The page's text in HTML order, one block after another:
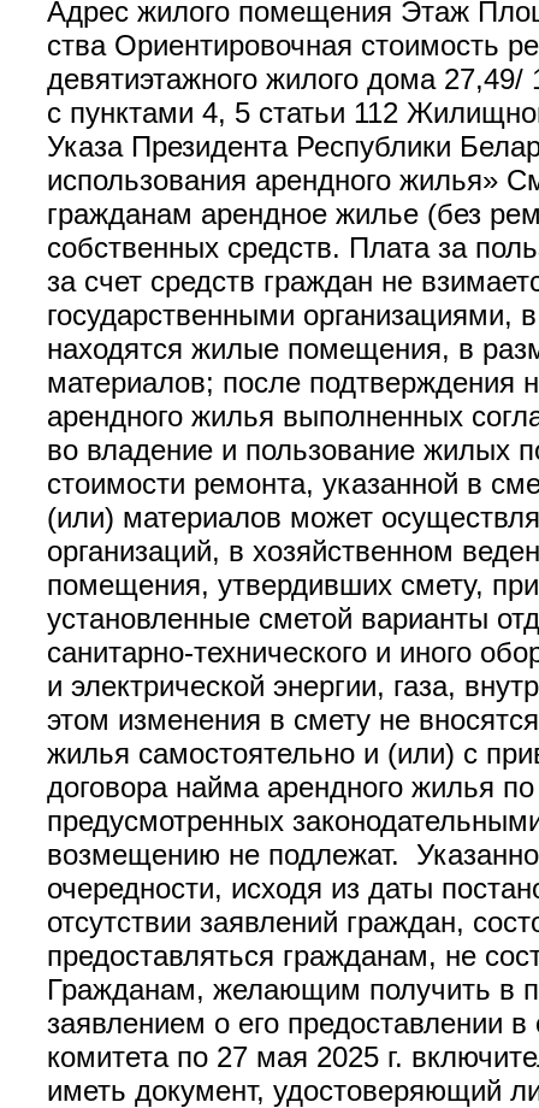
Адрес жилого помещения Этаж
ства Ориентировочная стоимость
девятиэтажного жилого дома
с пунктами 4, 5 статьи 112
Указа Президента Республики
использования арендного жилья»
гражданам арендное жилье (без
собственных средств. Плата за
за счет средств граждан не
государственными организациями,
находятся жилые помещения, в
материалов; после подтверждения
арендного жилья выполненных
во владение и пользование жилых
стоимости ремонта, указанной в
(или) материалов может
организаций, в хозяйственном
помещения, утвердивших смету,
установленные сметой варианты
санитарно-технического и иного
и электрической энергии, газа,
этом изменения в смету не
жилья самостоятельно и (или) с
договора найма арендного жилья
предусмотренных
возмещению не подлежат.
очередности, исходя из даты
отсутствии заявлений граждан,
предоставляться гражданам, не
Гражданам, желающим получить в
заявлением о его предоставлении
комитета по 27 мая 2025 г.
иметь документ, удостоверяющий